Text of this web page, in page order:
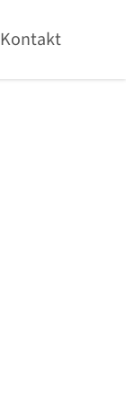
Kontakt